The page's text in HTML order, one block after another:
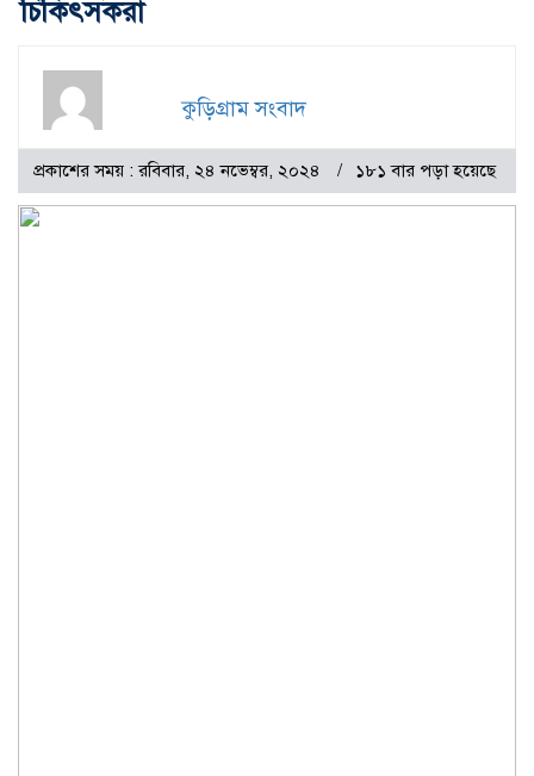
চিকিৎসকরা
কুড়িগ্রাম সংবাদ
প্রকাশের সময় : রবিবার, ২৪ নভেম্বর, ২০২৪ ১৮১ বার পড়া হয়েছে